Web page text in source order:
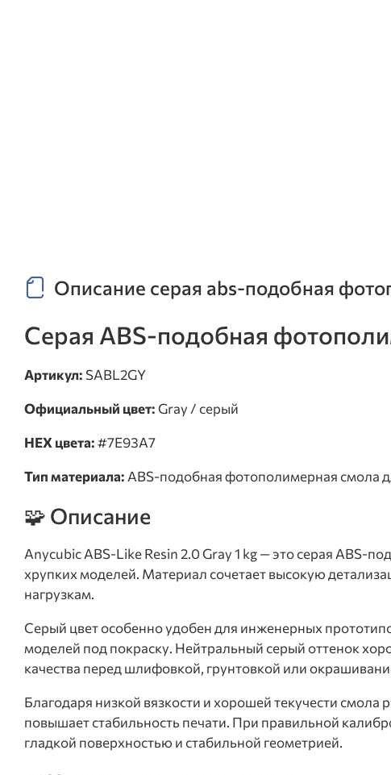
Описание серая abs-подобная
Серая ABS-подобная
Артикул: SABL2GY
Официальный цвет: Gray / серый
HEX цвета:#7E93A7
Тип материала: ABS-подобная фотополимерная смола
🧩 Описание
Anycubic ABS-Like Resin 2.0 Gray 1 kg — это серая ABS-
хрупких моделей. Материал сочетает высокую
нагрузкам.
Серый цвет особенно удобен для инженерных
моделей под покраску. Нейтральный серый оттенок
качества перед шлифовкой, грунтовкой или
Благодаря низкой вязкости и хорошей текучести
повышает стабильность печати. При правильной
гладкой поверхностью и стабильной геометрией.